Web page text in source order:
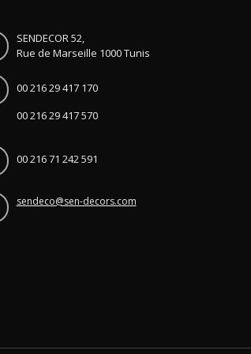
SENDECOR 52,
Rue de Marseille 1000 Tunis
00 216 29 417 170
00 216 29 417 570
00 216 71 242 591
sendeco@sen-decors.com